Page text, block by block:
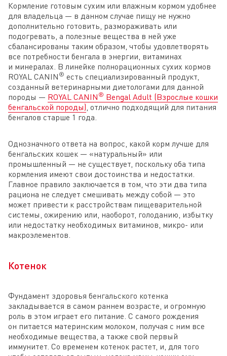
Кормление готовым сухим или влажным кормом удобнее
для владельца — в данном случае пищу не нужно
дополнительно готовить, размораживать или
подогревать, а полезные вещества в ней уже
сбалансированы таким образом, чтобы удовлетворять
все потребности бенгала в энергии, витаминах
и минералах. В линейке полнорационных сухих кормов
ROYAL CANIN ® есть специализированный продукт,
созданный ветеринарными диетологами для данной
породы — ROYAL CANIN ® Bengal Adult (Взрослые кошки
бенгальской породы), отлично подходящий для питания
бенгалов старше 1 года.
Однозначного ответа на вопрос, какой корм лучше для
бенгальских кошек — «натуральный» или
промышленный — не существует, поскольку оба типа
кормления имеют свои достоинства и недостатки.
Главное правило заключается в том, что эти два типа
рациона не следует смешивать между собой — это
может привести к расстройствам пищеварительной
системы, ожирению или, наоборот, голоданию, избытку
или недостатку необходимых витаминов, микро- или
макроэлементов.
Котенок
Фундамент здоровья бенгальского котенка
закладывается в самом раннем возрасте, и огромную
роль в этом играет его питание. С самого рождения
он питается материнским молоком, получая с ним все
необходимые вещества, а также свой первый
иммунитет. Со временем котенок растет, и, для того